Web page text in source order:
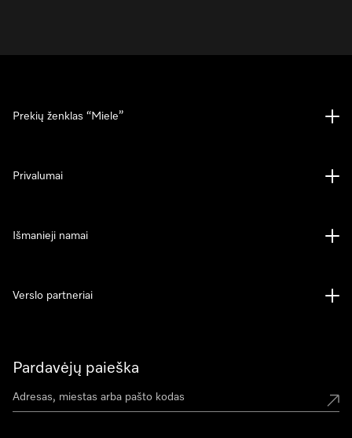
Pardavėjų paieška
Prekių ženklas “Miele”
Privalumai
Išmanieji namai
Verslo partneriai